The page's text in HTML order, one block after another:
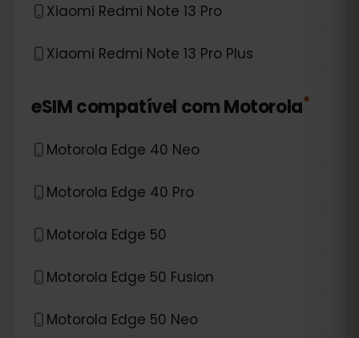
Xiaomi Redmi Note 13 Pro
Xiaomi Redmi Note 13 Pro Plus
eSIM compatível comMotorola*
Motorola Edge 40 Neo
Motorola Edge 40 Pro
Motorola Edge 50
Motorola Edge 50 Fusion
Motorola Edge 50 Neo